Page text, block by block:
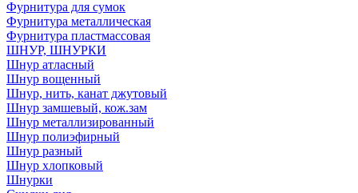
Фурнитура для сумок
Фурнитура металлическая
Фурнитура пластмассовая
ШНУР, ШНУРКИ
Шнур атласный
Шнур вощенный
Шнур, нить, канат джутовый
Шнур замшевый, кож.зам
Шнур металлизированный
Шнур полиэфирный
Шнур разный
Шнур хлопковый
Шнурки